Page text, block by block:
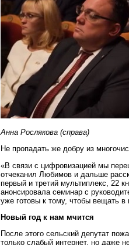
Анна Рослякова (справа)
Не пропадать же добру из
«В связи с цифровизацией мы
отчеканил Любимов и дальше
первый и третий мультиплекс, 22
анонсировала семинар с
уже готовы к тому, чтобы вещать
Новый год к нам мчится
После этого сельский депутат
только слабый интернет, но даже